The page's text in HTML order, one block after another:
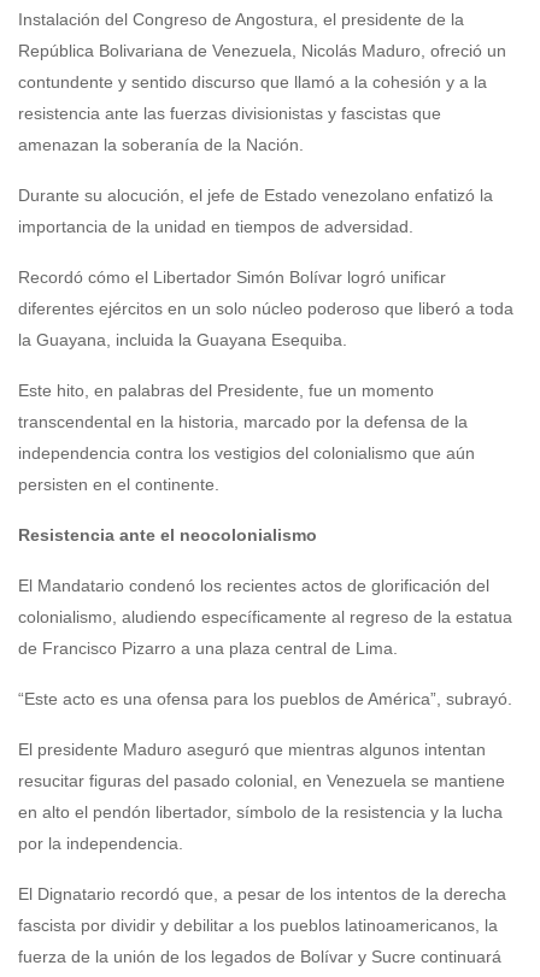
Instalación del Congreso de Angostura, el presidente de la
República Bolivariana de Venezuela, Nicolás Maduro, ofreció un
contundente y sentido discurso que llamó a la cohesión y a la
resistencia ante las fuerzas divisionistas y fascistas que
amenazan la soberanía de la Nación.
Durante su alocución, el jefe de Estado venezolano enfatizó la
importancia de la unidad en tiempos de adversidad.
Recordó cómo el Libertador Simón Bolívar logró unificar
diferentes ejércitos en un solo núcleo poderoso que liberó a toda
la Guayana, incluida la Guayana Esequiba.
Este hito, en palabras del Presidente, fue un momento
transcendental en la historia, marcado por la defensa de la
independencia contra los vestigios del colonialismo que aún
persisten en el continente.
Resistencia ante el neocolonialismo
El Mandatario condenó los recientes actos de glorificación del
colonialismo, aludiendo específicamente al regreso de la estatua
de Francisco Pizarro a una plaza central de Lima.
“Este acto es una ofensa para los pueblos de América”, subrayó.
El presidente Maduro aseguró que mientras algunos intentan
resucitar figuras del pasado colonial, en Venezuela se mantiene
en alto el pendón libertador, símbolo de la resistencia y la lucha
por la independencia.
El Dignatario recordó que, a pesar de los intentos de la derecha
fascista por dividir y debilitar a los pueblos latinoamericanos, la
fuerza de la unión de los legados de Bolívar y Sucre continuará